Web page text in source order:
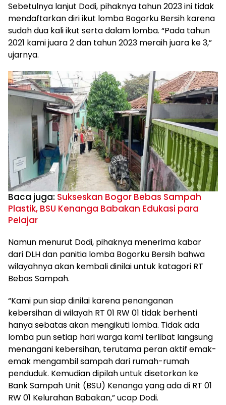
Sebetulnya lanjut Dodi, pihaknya tahun 2023 ini tidak
mendaftarkan diri ikut lomba Bogorku Bersih karena
sudah dua kali ikut serta dalam lomba. “Pada tahun
2021 kami juara 2 dan tahun 2023 meraih juara ke 3,”
ujarnya.
Baca juga: Sukseskan Bogor Bebas Sampah
Plastik, BSU Kenanga Babakan Edukasi para
Pelajar
Namun menurut Dodi, pihaknya menerima kabar
dari DLH dan panitia lomba Bogorku Bersih bahwa
wilayahnya akan kembali dinilai untuk katagori RT
Bebas Sampah.
“Kami pun siap dinilai karena penanganan
kebersihan di wilayah RT 01 RW 01 tidak berhenti
hanya sebatas akan mengikuti lomba. Tidak ada
lomba pun setiap hari warga kami terlibat langsung
menangani kebersihan, terutama peran aktif emak-
emak mengambil sampah dari rumah-rumah
penduduk. Kemudian dipilah untuk disetorkan ke
Bank Sampah Unit (BSU) Kenanga yang ada di RT 01
RW 01 Kelurahan Babakan,” ucap Dodi.